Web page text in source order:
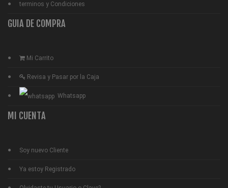
terminos y Condiciones
GUIA DE COMPRA
Mi Carrito
Revisa y Pasar por la Caja
Whatsapp
MI CUENTA
Soy nuevo Cliente
Ya estoy Registrado